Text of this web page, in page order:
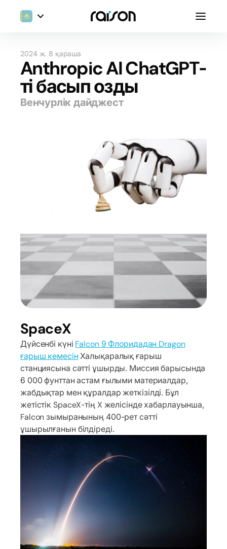
2024 ж. 8 қараша
Anthropic AI ChatGPT-
ті басып озды
Венчурлік дайджест
SpaceX
Дүйсенбі күні Falcon 9 Флоридадан Dragon
ғарыш кемесінХалықаралық ғарыш
станциясына сәтті ұшырды. Миссия барысында
6 000 фунттан астам ғылыми материалдар,
жабдықтар мен құралдар жеткізілді. Бұл
жетістік SpaceX-тің X желісінде хабарлауынша,
Falcon зымыранының 400-рет сәтті
ұшырылғанын білдіреді.